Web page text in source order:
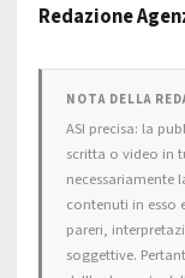
Redazione
NOTA DELLA
ASI precisa: la
scritta o video in
necessariamente
contenuti in esso
pareri,
soggettive.